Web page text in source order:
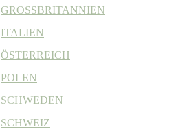
GROSSBRITANNIEN
ITALIEN
ÖSTERREICH
POLEN
SCHWEDEN
SCHWEIZ